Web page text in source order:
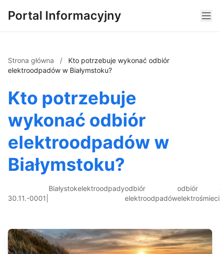
Portal Informacyjny
Strona główna /
Kto potrzebuje wykonać odbiór
elektroodpadów w Białymstoku?
Kto potrzebuje
wykonać odbiór
elektroodpadów w
Białymstoku?
30.11.-0001
Białystokelektroodpadyodbiór
elektroodpadów
odbiór
elektrośmieci